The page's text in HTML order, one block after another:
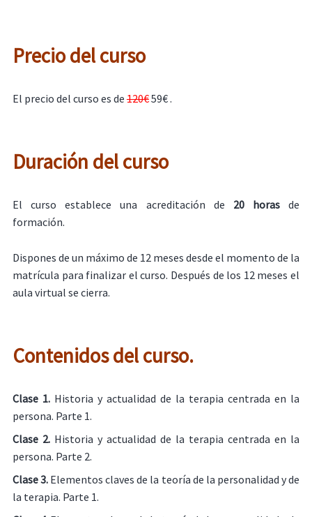
Precio del curso
El precio del curso es de 120€59€ .
Duración del curso
El curso establece una acreditación de 20 horasde
formación.
Dispones de un máximo de 12 meses desde el momento de la
matrícula para finalizar el curso. Después de los 12 meses el
aula virtual se cierra.
Contenidos del curso.
Clase 1. Historia y actualidad de la terapia centrada en la
persona. Parte 1.
Clase 2. Historia y actualidad de la terapia centrada en la
persona. Parte 2.
Clase 3. Elementos claves de la teoría de la personalidad y de
la terapia. Parte 1.